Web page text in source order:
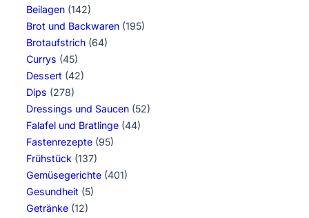
Beilagen (142)
Brot und Backwaren (195)
Brotaufstrich (64)
Currys (45)
Dessert (42)
Dips (278)
Dressings und Saucen (52)
Falafel und Bratlinge (44)
Fastenrezepte (95)
Frühstück (137)
Gemüsegerichte (401)
Gesundheit (5)
Getränke (12)